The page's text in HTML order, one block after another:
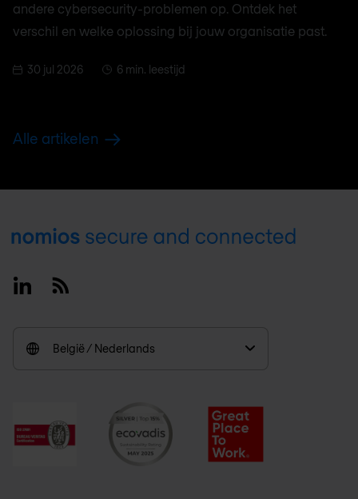
andere cybersecurity-problemen op. Ontdek het
verschil en welke oplossing bij jouw organisatie past.
30 jul 2026 6 min. leestijd
Alle artikelen
Footer
LinkedinRSS
België / Nederlands